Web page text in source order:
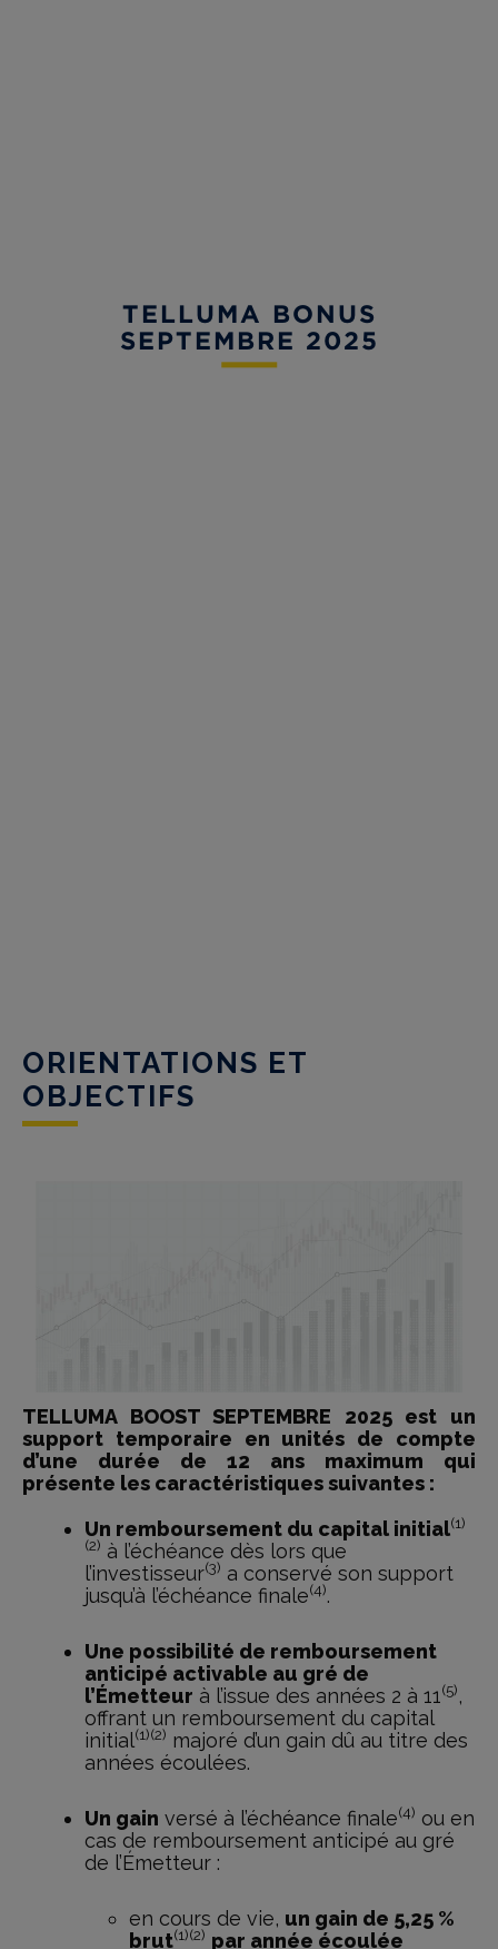
TELLUMA BONUS
SEPTEMBRE 2025
ORIENTATIONS ET
OBJECTIFS
TELLUMA BOOST SEPTEMBRE 2025 est un
support temporaire en unités de compte
d’une durée de 12 ans maximum qui
présente les caractéristiques suivantes :
Un remboursement du capital initial(1)
(2) à l’échéance dès lors que
l’investisseur(3) a conservé son support
jusqu’à l’échéance finale(4).
Une possibilité de remboursement
anticipé activable au gré de
l’Émetteur à l’issue des années 2 à 11 (5),
offrant un remboursement du capital
initial(1)(2) majoré d’un gain dû au titre des
années écoulées.
Un gain versé à l’échéance finale(4) ou en
cas de remboursement anticipé au gré
de l’Émetteur :
en cours de vie, un gain de 5,25 %
brut(1)(2) par année écoulée